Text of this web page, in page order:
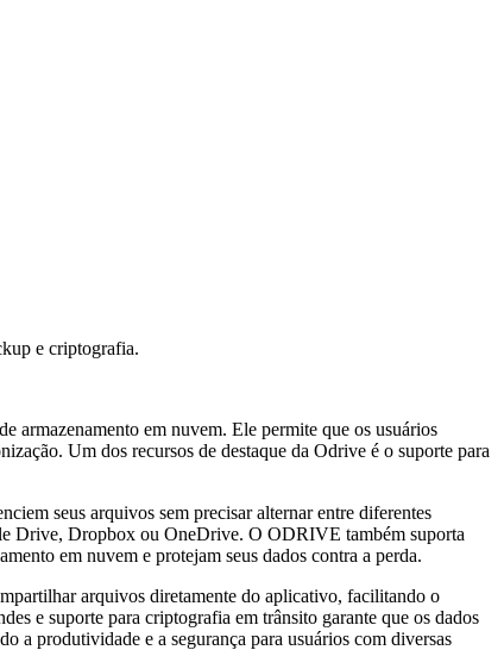
e criptografia.
armazenamento em nuvem. Ele permite que os usuários
Um dos recursos de destaque da Odrive é o suporte para
seus arquivos sem precisar alternar entre diferentes
Drive, Dropbox ou OneDrive. O ODRIVE também suporta
em nuvem e protejam seus dados contra a perda.
arquivos diretamente do aplicativo, facilitando o
e suporte para criptografia em trânsito garante que os dados
a produtividade e a segurança para usuários com diversas